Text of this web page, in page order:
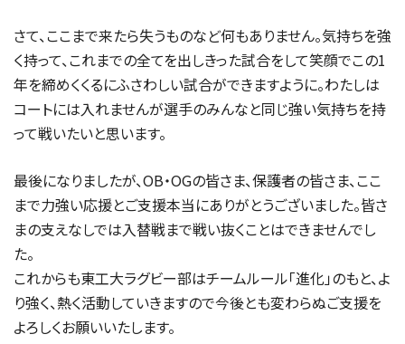
さて、ここまで来たら失うものなど何もありません。気持ちを強
く持って、これまでの全てを出しきった試合をして笑顔でこの1
年を締めくくるにふさわしい試合ができますように。わたしは
コートには入れませんが選手のみんなと同じ強い気持ちを持
って戦いたいと思います。
最後になりましたが、OB・OGの皆さま、保護者の皆さま、ここ
まで力強い応援とご支援本当にありがとうございました。皆さ
まの支えなしでは入替戦まで戦い抜くことはできませんでし
た。
これからも東工大ラグビー部はチームルール「進化」のもと、よ
り強く、熱く活動していきますので今後とも変わらぬご支援を
よろしくお願いいたします。